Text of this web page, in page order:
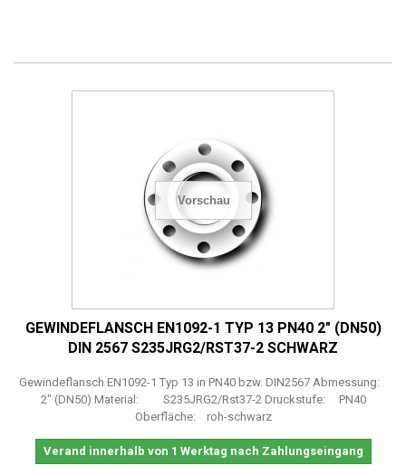
Vorschau
GEWINDEFLANSCH EN1092-1 TYP 13 PN40 2" (DN50)
DIN 2567 S235JRG2/RST37-2 SCHWARZ
Gewindeflansch EN1092-1 Typ 13 in PN40 bzw. DIN2567 Abmessung:
2" (DN50) Material: S235JRG2/Rst37-2 Druckstufe: PN40
Oberfläche: roh-schwarz
Verand innerhalb von 1 Werktag nach Zahlungseingang